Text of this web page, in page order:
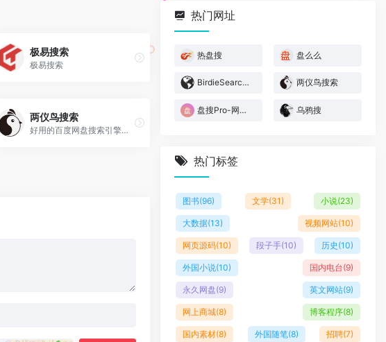
极易搜索
极易搜索
两仪鸟搜索
好用的百度网盘搜索引擎，提供各种优质免费的百度云资源，这里还有新的电视电影，完全免费下载。
热门网址
热盘搜 盘么么
BirdieSearch – 小鸟搜索 两仪鸟搜索
盘搜Pro-网盘搜索 乌鸦搜
热门标签
图书(96) 文学(31) 小说(23)
大数据(13) 视频网站(10)
网页源码(10) 段子手(10) 历史 (10)
外国小说(10) 国内电台(9)
永久网盘(9) 英文网站(9)
网上商城(8) 博客程序(8)
国内素材(8) 外国随笔(8) 招聘(7)